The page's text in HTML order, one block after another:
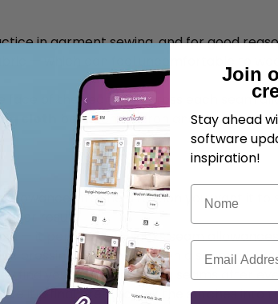
in garment sewing, and for good
— which can feel uncomfortable to
face of the seam and press each seam
cloth between the iron and the fabric
into the direction you want it to
result.
— it permanently locks seam
pressing alone will flatten a seam
find yourself re-pressing seams after
it a final press to sink the stitches into
Join
Stay ahead
software
inspiration!
Nome
Correio